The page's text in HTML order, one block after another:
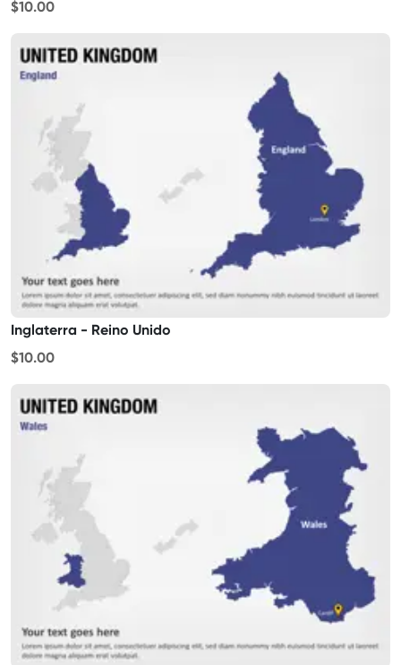
$10.00
Inglaterra - Reino Unido
$10.00